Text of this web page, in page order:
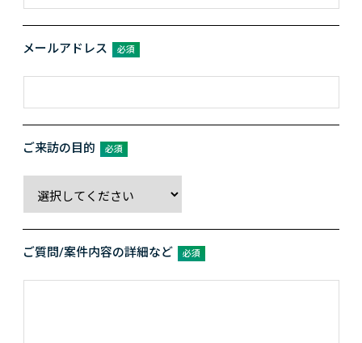
メールアドレス 必須
ご来訪の目的 必須
ご質問/案件内容の詳細など 必須